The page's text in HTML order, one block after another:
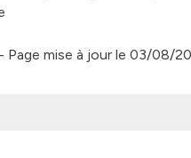
Page mise à jour le 03/08/